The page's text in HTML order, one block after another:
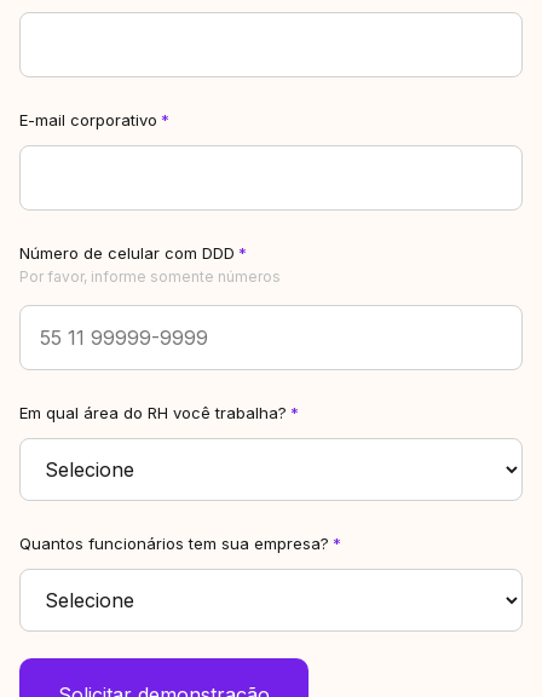
E-mail corporativo *
Número de celular com DDD *
Por favor, informe somente números
Em qual área do RH você trabalha? *
Quantos funcionários tem sua empresa? *